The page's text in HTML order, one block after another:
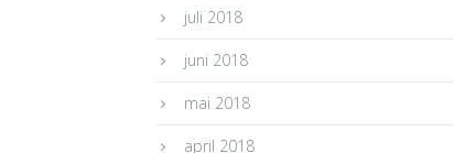
juli 2018
juni 2018
mai 2018
april 2018